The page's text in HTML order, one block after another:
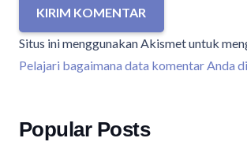
KIRIM KOMENTAR
Situs ini menggunakan Akismet untuk
Pelajari bagaimana data komentar Anda
Popular Posts